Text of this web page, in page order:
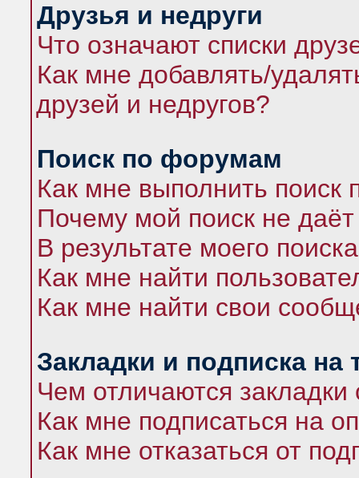
Друзья и недруги
Что означают списки
Как мне добавлять/
друзей и недругов?
Поиск по форумам
Как мне выполнить
Почему мой поиск не даёт
В результате моего
Как мне найти
Как мне найти свои
Закладки и подписка на
Чем отличаются закладки
Как мне подписаться на
Как мне отказаться от